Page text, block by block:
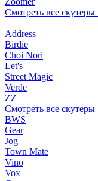
Смотреть все
Address
Birdie
Choi Nori
Let's
Street Magic
Verde
ZZ
Смотреть все
BWS
Gear
Jog
Town Mate
Vino
Vox